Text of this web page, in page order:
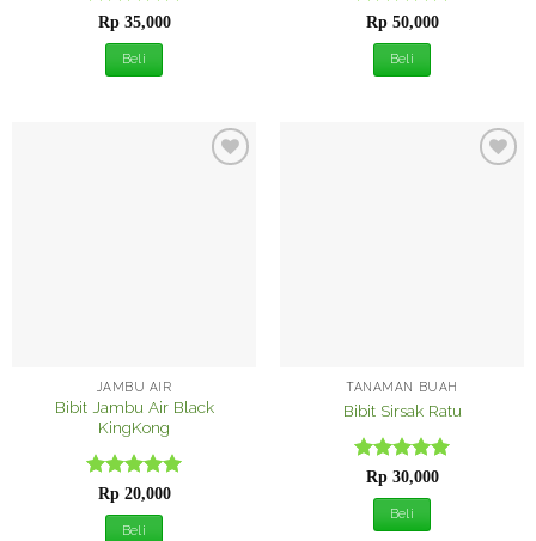
Dinilai5
dari 5
Rp35,000
Beli
Dinilai5
dari 5
Rp50,000
Beli
JAMBU AIR
Bibit Jambu Air Black
KingKong
Dinilai5
dari 5
Rp20,000
Beli
TANAMAN BUAH
Bibit Sirsak Ratu
Dinilai5
dari 5
Rp30,000
Beli